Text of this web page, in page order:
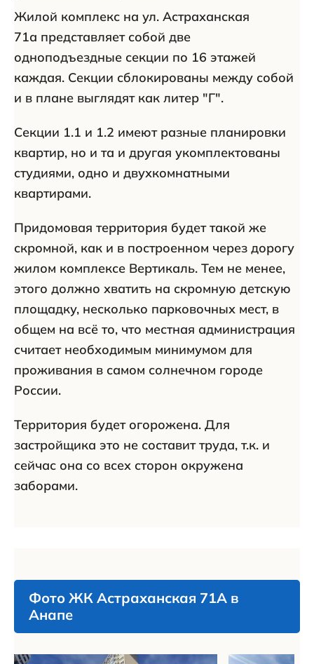
Жилой комплекс на ул. Астраханская
71а представляет собой две
одноподъездные секции по 16 этажей
каждая. Секции сблокированы между собой
и в плане выглядят как литер "Г".
Секции 1.1 и 1.2 имеют разные планировки
квартир, но и та и другая укомплектованы
студиями, одно и двухкомнатными
квартирами.
Придомовая территория будет такой же
скромной, как и в построенном через дорогу
жилом комплексе Вертикаль. Тем не менее,
этого должно хватить на скромную детскую
площадку, несколько парковочных мест, в
общем на всё то, что местная администрация
считает необходимым минимумом для
проживания в самом солнечном городе
России.
Территория будет огорожена. Для
застройщика это не составит труда, т.к. и
сейчас она со всех сторон окружена
заборами.
Фото ЖК Астраханская 71А в
Анапе